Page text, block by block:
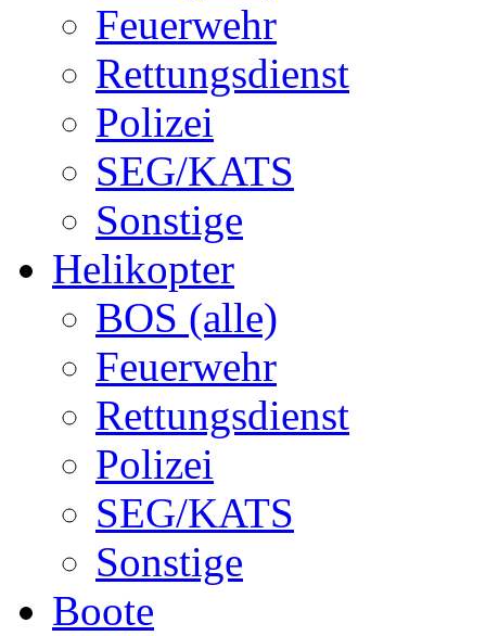
Feuerwehr
Rettungsdienst
Polizei
SEG/KATS
Sonstige
Helikopter
BOS (alle)
Feuerwehr
Rettungsdienst
Polizei
SEG/KATS
Sonstige
Boote